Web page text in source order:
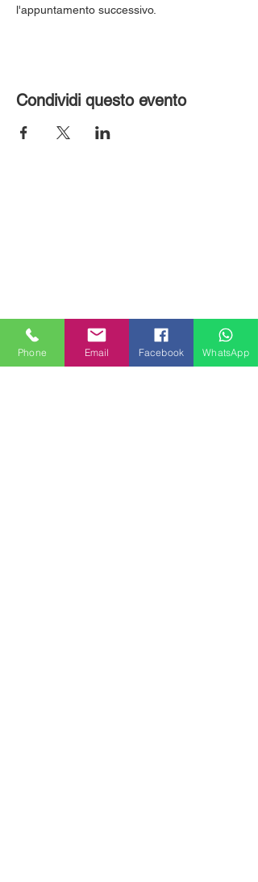
l'appuntamento successivo.
Condividi questo evento
Phone Email Facebook WhatsApp